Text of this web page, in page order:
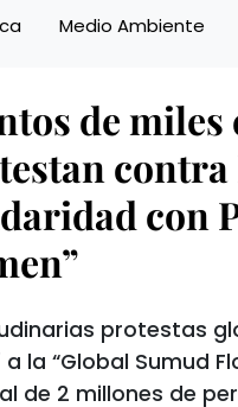
Medio Ambiente
de
contra
con
protestas
la “Global Sumud
de 2 millones de